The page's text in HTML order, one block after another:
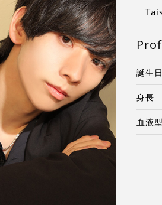
誕生日
身長
血液型